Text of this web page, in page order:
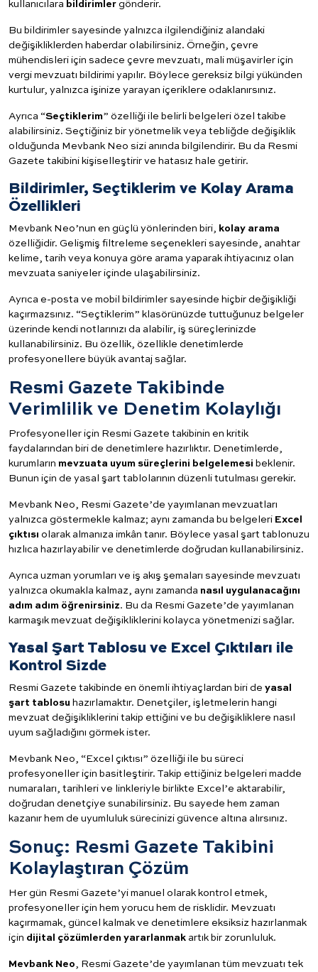
kullanıcılara bildirimler gönderir.
Bu bildirimler sayesinde yalnızca ilgilendiğiniz alandaki
değişikliklerden haberdar olabilirsiniz. Örneğin, çevre
mühendisleri için sadece çevre mevzuatı, mali müşavirler için
vergi mevzuatı bildirimi yapılır. Böylece gereksiz bilgi yükünden
kurtulur, yalnızca işinize yarayan içeriklere odaklanırsınız.
Ayrıca “Seçtiklerim” özelliği ile belirli belgeleri özel takibe
alabilirsiniz. Seçtiğiniz bir yönetmelik veya tebliğde değişiklik
olduğunda Mevbank Neo sizi anında bilgilendirir. Bu da Resmi
Gazete takibini kişiselleştirir ve hatasız hale getirir.
Bildirimler, Seçtiklerim ve Kolay Arama
Özellikleri
Mevbank Neo’nun en güçlü yönlerinden biri,
kolay arama
özelliğidir. Gelişmiş filtreleme seçenekleri sayesinde, anahtar
kelime, tarih veya konuya göre arama yaparak ihtiyacınız olan
mevzuata saniyeler içinde ulaşabilirsiniz.
Ayrıca e-posta ve mobil bildirimler sayesinde hiçbir değişikliği
kaçırmazsınız. “Seçtiklerim” klasörünüzde tuttuğunuz belgeler
üzerinde kendi notlarınızı da alabilir, iş süreçlerinizde
kullanabilirsiniz. Bu özellik, özellikle denetimlerde
profesyonellere büyük avantaj sağlar.
Resmi Gazete Takibinde
Verimlilik ve Denetim Kolaylığı
Profesyoneller için Resmi Gazete takibinin en kritik
faydalarından biri de denetimlere hazırlıktır. Denetimlerde,
kurumların mevzuata uyum süreçlerini belgelemesi beklenir.
Bunun için de yasal şart tablolarının düzenli tutulması gerekir.
Mevbank Neo, Resmi Gazete’de yayımlanan mevzuatları
yalnızca göstermekle kalmaz; aynı zamanda bu belgeleri Excel
çıktısı olarak almanıza imkân tanır. Böylece yasal şart tablonuzu
hızlıca hazırlayabilir ve denetimlerde doğrudan kullanabilirsiniz.
Ayrıca uzman yorumları ve iş akış şemaları sayesinde mevzuatı
yalnızca okumakla kalmaz, aynı zamanda nasıl uygulanacağını
adım adım öğrenirsiniz. Bu da Resmi Gazete’de yayımlanan
karmaşık mevzuat değişikliklerini kolayca yönetmenizi sağlar.
Yasal Şart Tablosu ve Excel Çıktıları ile
Kontrol Sizde
Resmi Gazete takibinde en önemli ihtiyaçlardan biri de yasal
şart tablosu hazırlamaktır. Denetçiler, işletmelerin hangi
mevzuat değişikliklerini takip ettiğini ve bu değişikliklere nasıl
uyum sağladığını görmek ister.
Mevbank Neo, “Excel çıktısı” özelliği ile bu süreci
profesyoneller için basitleştirir. Takip ettiğiniz belgeleri madde
numaraları, tarihleri ve linkleriyle birlikte Excel’e aktarabilir,
doğrudan denetçiye sunabilirsiniz. Bu sayede hem zaman
kazanır hem de uyumluluk sürecinizi güvence altına alırsınız.
Sonuç: Resmi Gazete Takibini
Kolaylaştıran Çözüm
Her gün Resmi Gazete’yi manuel olarak kontrol etmek,
profesyoneller için hem yorucu hem de risklidir. Mevzuatı
kaçırmamak, güncel kalmak ve denetimlere eksiksiz hazırlanmak
için dijital çözümlerden yararlanmak artık bir zorunluluk.
Mevbank Neo , Resmi Gazete’de yayımlanan tüm mevzuatı tek